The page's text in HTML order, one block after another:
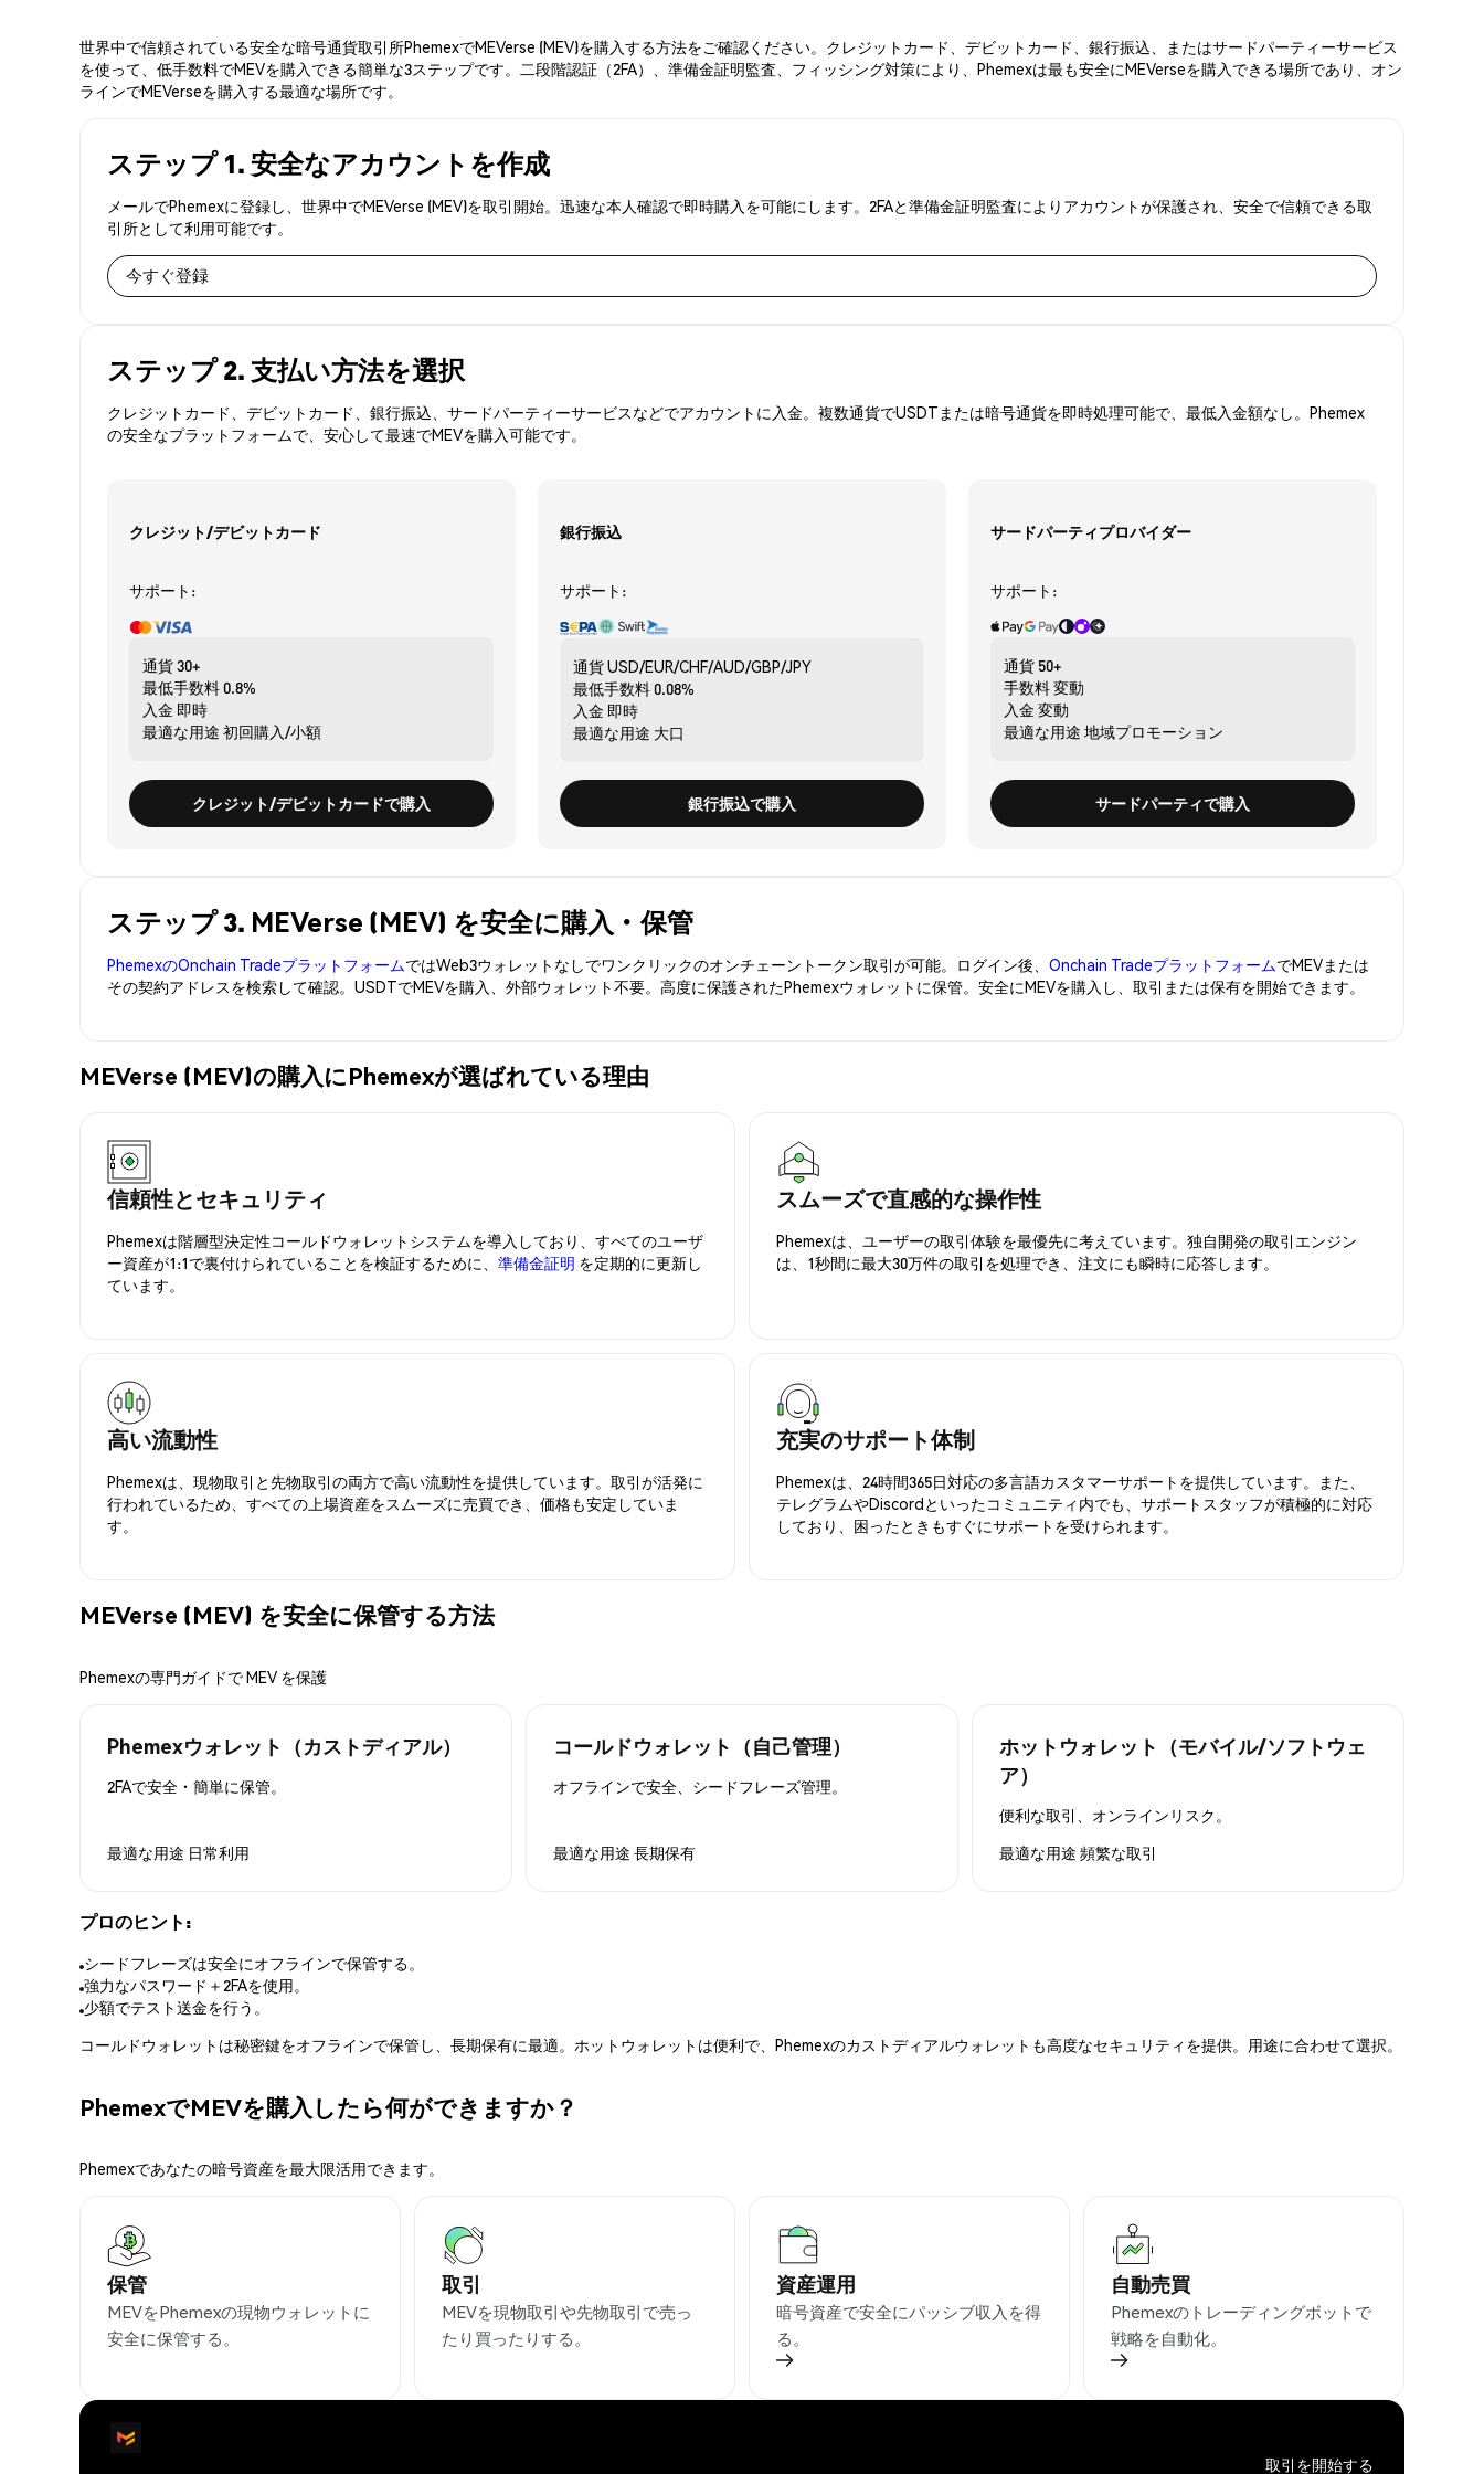
世界中で信頼されている安全な暗号通貨取引所PhemexでMEVerse (MEV)を購入する方法をご確認ください。クレジットカード、デビットカード、銀行振込、またはサードパーティーサービス
を使って、低手数料でMEVを購入できる簡単な3ステップです。二段階認証（2FA）、準備金証明監査、フィッシング対策により、Phemexは最も安全にMEVerseを購入できる場所であり、オン
ラインでMEVerseを購入する最適な場所です。
ステップ 1. 安全なアカウントを作成
メールでPhemexに登録し、世界中でMEVerse (MEV)を取引開始。迅速な本人確認で即時購入を可能にします。2FAと準備金証明監査によりアカウントが保護され、安全で信頼できる取
引所として利用可能です。
今すぐ登録
ステップ 2. 支払い方法を選択
クレジットカード、デビットカード、銀行振込、サードパーティーサービスなどでアカウントに入金。複数通貨でUSDTまたは暗号通貨を即時処理可能で、最低入金額なし。Phemex
の安全なプラットフォームで、安心して最速でMEVを購入可能です。
クレジット/デビットカード
サポート:
通貨30+
最低手数料0.8%
入金 即時
最適な用途 初回購入/小額
クレジット/デビットカードで購入
銀行振込
サポート:
通貨USD/EUR/CHF/AUD/GBP/JPY
最低手数料0.08%
入金 即時
最適な用途 大口
銀行振込で購入
サードパーティプロバイダー
サポート:
通貨 50+
手数料変動
入金 変動
最適な用途 地域プロモーション
サードパーティで購入
ステップ 3. MEVerse (MEV) を安全に購入・保管
PhemexのOnchain TradeプラットフォームではWeb3ウォレットなしでワンクリックのオンチェーントークン取引が可能。ログイン後、 Onchain TradeプラットフォームでMEVまたは
その契約アドレスを検索して確認。USDTでMEVを購入、外部ウォレット不要。高度に保護されたPhemexウォレットに保管。安全にMEVを購入し、取引または保有を開始できます。
MEVerse (MEV)の購入にPhemexが選ばれている理由
信頼性とセキュリティ
Phemexは階層型決定性コールドウォレットシステムを導入しており、すべてのユーザ
ー資産が1:1で裏付けられていることを検証するために、 準備金証明 を定期的に更新し
ています。
スムーズで直感的な操作性
Phemexは、ユーザーの取引体験を最優先に考えています。独自開発の取引エンジン
は、1秒間に最大30万件の取引を処理でき、注文にも瞬時に応答します。
高い流動性
Phemexは、現物取引と先物取引の両方で高い流動性を提供しています。取引が活発に
行われているため、すべての上場資産をスムーズに売買でき、価格も安定していま
す。
充実のサポート体制
Phemexは、24時間365日対応の多言語カスタマーサポートを提供しています。また、
テレグラムやDiscordといったコミュニティ内でも、サポートスタッフが積極的に対応
しており、困ったときもすぐにサポートを受けられます。
MEVerse (MEV) を安全に保管する方法
Phemexの専門ガイドで MEV を保護
Phemexウォレット（カストディアル）
2FAで安全・簡単に保管。
最適な用途 日常利用
コールドウォレット（自己管理）
オフラインで安全、シードフレーズ管理。
最適な用途 長期保有
ホットウォレット（モバイル/ソフトウェ
ア）
便利な取引、オンラインリスク。
最適な用途 頻繁な取引
プロのヒント:
シードフレーズは安全にオフラインで保管する。
強力なパスワード＋2FAを使用。
少額でテスト送金を行う。
コールドウォレットは秘密鍵をオフラインで保管し、長期保有に最適。ホットウォレットは便利で、Phemexのカストディアルウォレットも高度なセキュリティを提供。用途に合わせて選択。
PhemexでMEVを購入したら何ができますか？
Phemexであなたの暗号資産を最大限活用できます。
保管
MEVをPhemexの現物ウォレットに
安全に保管する。
取引
MEVを現物取引や先物取引で売っ
たり買ったりする。
資産運用
暗号資産で安全にパッシブ収入を得
る。
自動売買
Phemexのトレーディングボットで
戦略を自動化。
取引を開始する